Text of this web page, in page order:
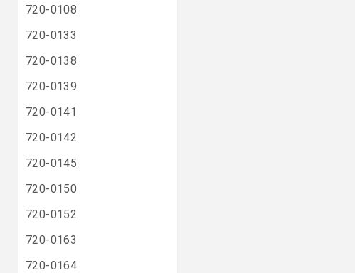
720-0108
720-0133
720-0138
720-0139
720-0141
720-0142
720-0145
720-0150
720-0152
720-0163
720-0164